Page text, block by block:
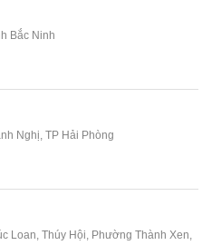
Bắc Ninh
Nghị, TP Hải Phòng
Loan, Thúy Hội, Phường Thành Xen,